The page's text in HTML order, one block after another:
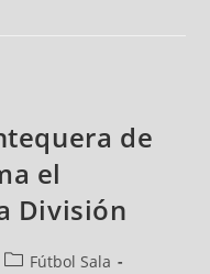
de
el
División
Fútbol Sala